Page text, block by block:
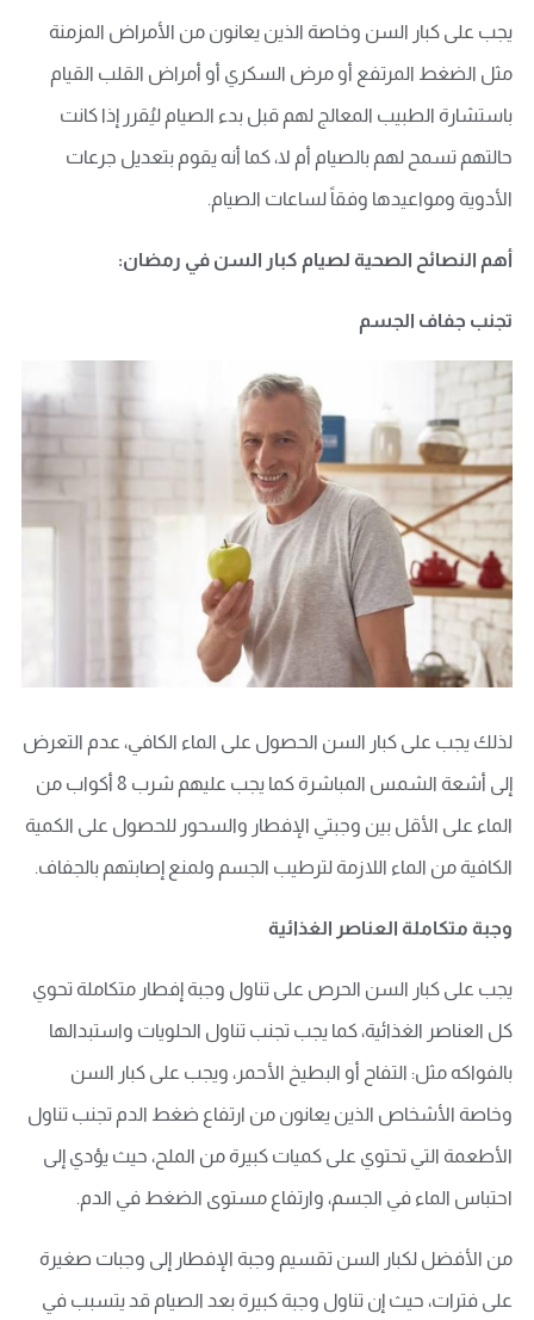
يجب على كبار السن وخاصة الذين يعانون من الأمراض المزمنة
مثل الضغط المرتفع أو مرض السكري أو أمراض القلب القيام
باستشارة الطبيب المعالج لهم قبل بدء الصيام ليُقرر إذا كانت
حالتهم تسمح لهم بالصيام أم لا، كما أنه يقوم بتعديل جرعات
الأدوية ومواعيدها وفقاً لساعات الصيام.
أهم النصائح الصحية لصيام كبار السن في رمضان:
تجنب جفاف الجسم
لذلك يجب على كبار السن الحصول على الماء الكافي، عدم التعرض
إلى أشعة الشمس المباشرة كما يجب عليهم شرب 8 أكواب من
الماء على الأقل بين وجبتي الإفطار والسحور للحصول على الكمية
الكافية من الماء اللازمة لترطيب الجسم ولمنع إصابتهم بالجفاف.
وجبة متكاملة العناصر الغذائية
يجب على كبار السن الحرص على تناول وجبة إفطار متكاملة تحوي
كل العناصر الغذائية، كما يجب تجنب تناول الحلويات واستبدالها
بالفواكه مثل: التفاح أو البطيخ الأحمر، ويجب على كبار السن
وخاصة الأشخاص الذين يعانون من ارتفاع ضغط الدم تجنب تناول
الأطعمة التي تحتوي على كميات كبيرة من الملح، حيث يؤدي إلى
احتباس الماء في الجسم، وارتفاع مستوى الضغط في الدم.
من الأفضل لكبار السن تقسيم وجبة الإفطار إلى وجبات صغيرة
على فترات، حيث إن تناول وجبة كبيرة بعد الصيام قد يتسبب في